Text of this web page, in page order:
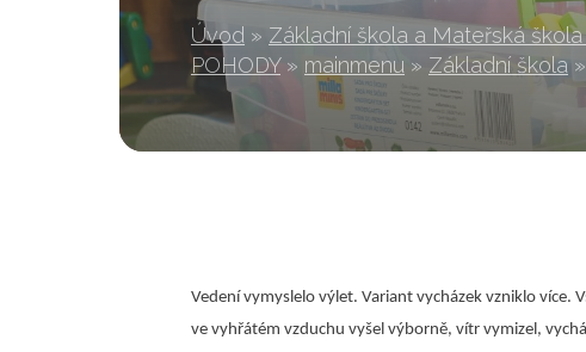
Úvod » Základní škola a Mateřská
POHODY » mainmenu » Základní škola »
Vedení vymyslelo výlet. Variant vycházek vzniklo více.
ve vyhřátém vzduchu vyšel výborně, vítr vymizel,